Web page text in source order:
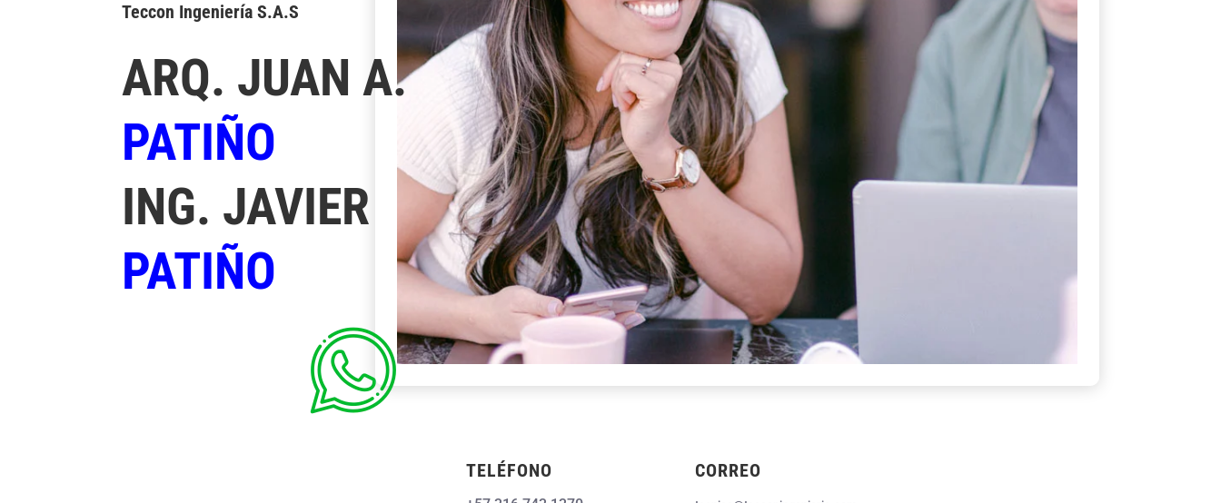
Teccon Ingeniería S.A.S
ARQ. JUAN A.
PATIÑO
ING. JAVIER
PATIÑO
TELÉFONO CORREO